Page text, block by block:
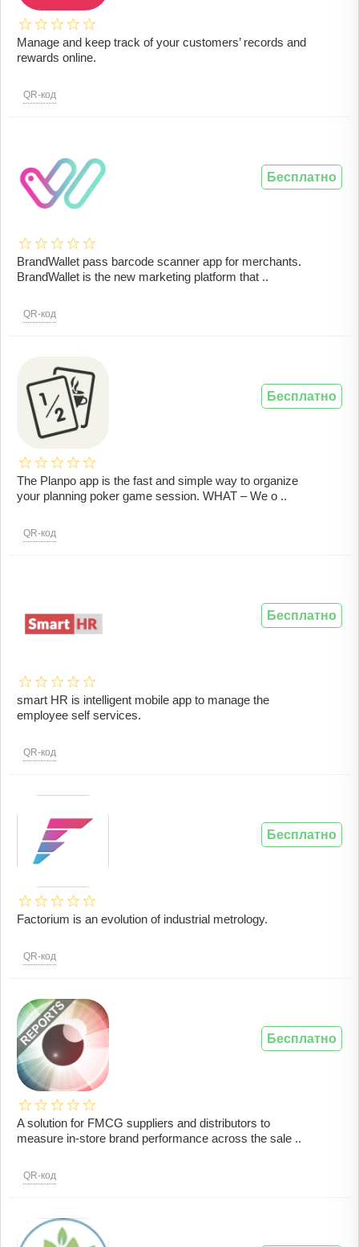
Manage and keep track of your customers’ records and
rewards online.
QR-код
BrandWallet pass barcode scanner app for merchants.
BrandWallet is the new marketing platform that ..
QR-код
Бесплатно
The Planpo app is the fast and simple way to organize
your planning poker game session. WHAT – We o ..
QR-код
Бесплатно
smart HR is intelligent mobile app to manage the
employee self services.
QR-код
Бесплатно
Factorium is an evolution of industrial metrology.
QR-код
Бесплатно
A solution for FMCG suppliers and distributors to
measure in-store brand performance across the sale ..
QR-код
Бесплатно